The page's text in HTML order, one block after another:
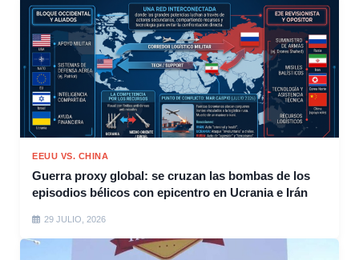
EEUU VS. CHINA
Guerra proxy global: se cruzan las bombas de los
episodios bélicos con epicentro en Ucrania e Irán
29 JULIO, 2026